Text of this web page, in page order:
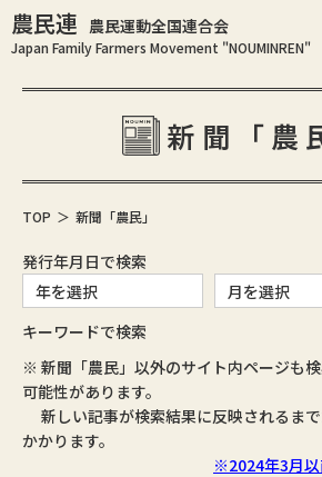
農民連 農民運動全国連合会
Japan Family Farmers Movement "NOUMINREN"
新聞「農
TOP 新聞「農民」
発行年月日で検索
キーワードで検索
※ 新聞「農民」以外のサイト内ページも
可能性があります。
新しい記事が検索結果に反映されるま
かかります。
※2024年3月以